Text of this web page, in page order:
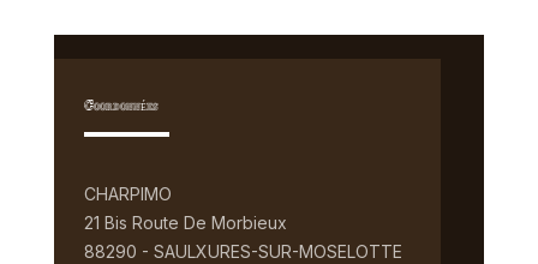
Coordonnées
CHARPIMO
21 Bis Route De Morbieux
88290 - SAULXURES-SUR-MOSELOTTE